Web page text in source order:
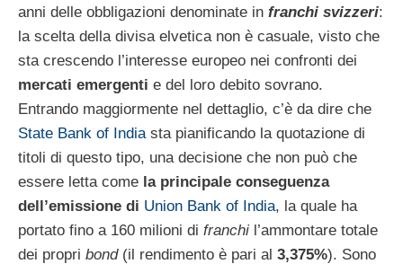
anni delle obbligazioni denominate in franchi svizzeri:
la scelta della divisa elvetica non è casuale, visto che
sta crescendo l’interesse europeo nei confronti dei
mercati emergenti e del loro debito sovrano.
Entrando maggiormente nel dettaglio, c’è da dire che
State Bank of India sta pianificando la quotazione di
titoli di questo tipo, una decisione che non può che
essere letta come la principale conseguenza
dell’emissione di Union Bank of India, la quale ha
portato fino a 160 milioni di franchi l’ammontare totale
dei propri bond(il rendimento è pari al 3,375%). Sono